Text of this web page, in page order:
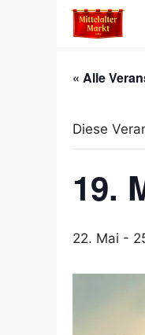
« Alle
Diese
19.
22. Mai -